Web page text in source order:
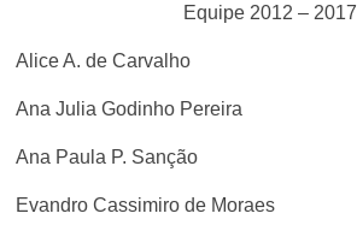
Equipe 2012 – 2017
Alice A. de Carvalho
Ana Julia Godinho Pereira
Ana Paula P. Sanção
Evandro Cassimiro de Moraes